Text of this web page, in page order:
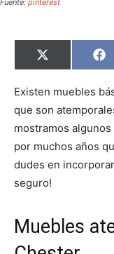
Fuente: pinterest
C
o
p
r
i
r
e
n
X
(
w
t
t
e
r
)
C
o
p
r
i
r
e
n
F
a
e
o
o
k
Existen muebles
que son
mostramos
por muchos años
dudes en
seguro!
Muebles